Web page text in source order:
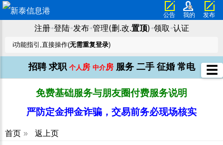
公告 我的 发布
注册➜登陆➜发布➜管理(删.改.置顶) ➜领取 ➜认证
ℹ️功能指引,直接操作(无需重复登录)
招聘 求职 个人 房 中介房 服务 二手 征婚 常电
免费基础服务与朋友圈付费服务说明
严防定金押金诈骗，交易前务必现场核实
首页 » 返上页
☰